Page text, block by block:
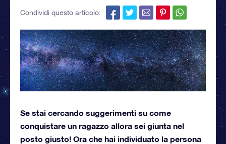
Condividi questo articolo:
Se stai cercando suggerimenti su come
conquistare un ragazzo allora sei giunta nel
posto giusto! Ora che hai individuato la persona